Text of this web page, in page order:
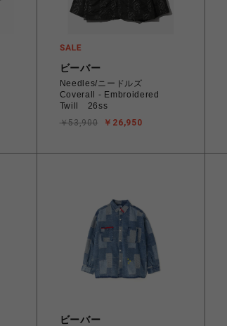
ビーバー
Needles/ニードルズ
Coverall - Embroidered
Twill 26ss
￥26,950
￥53,900
ビーバー